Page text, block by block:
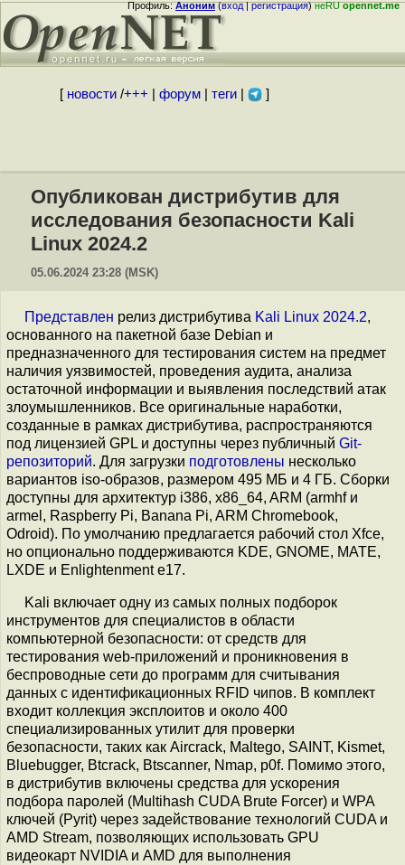
Профиль:Аноним(вход|регистрация)неRUopennet.me
[ новости/+++ форум| теги| ]
Опубликован дистрибутив для
исследования безопасности Kali
Linux 2024.2
05.06.2024 23:28 (MSK)
Представлен релиз дистрибутива Kali Linux 2024.2,
основанного на пакетной базе Debian и
предназначенного для тестирования систем на предмет
наличия уязвимостей, проведения аудита, анализа
остаточной информации и выявления последствий атак
злоумышленников. Все оригинальные наработки,
созданные в рамках дистрибутива, распространяются
под лицензией GPL и доступны через публичный Git-
репозиторий. Для загрузки подготовлены несколько
вариантов iso-образов, размером 495 МБ и 4 ГБ. Сборки
доступны для архитектур i386, x86_64, ARM (armhf и
armel, Raspberry Pi, Banana Pi, ARM Chromebook,
Odroid). По умолчанию предлагается рабочий стол Xfce,
но опционально поддерживаются KDE, GNOME, MATE,
LXDE и Enlightenment e17.
Kali включает одну из самых полных подборок
инструментов для специалистов в области
компьютерной безопасности: от средств для
тестирования web-приложений и проникновения в
беспроводные сети до программ для считывания
данных с идентификационных RFID чипов. В комплект
входит коллекция эксплоитов и около 400
специализированных утилит для проверки
безопасности, таких как Aircrack, Maltego, SAINT, Kismet,
Bluebugger, Btcrack, Btscanner, Nmap, p0f. Помимо этого,
в дистрибутив включены средства для ускорения
подбора паролей (Multihash CUDA Brute Forcer) и WPA
ключей (Pyrit) через задействование технологий CUDA и
AMD Stream, позволяющих использовать GPU
видеокарт NVIDIA и AMD для выполнения